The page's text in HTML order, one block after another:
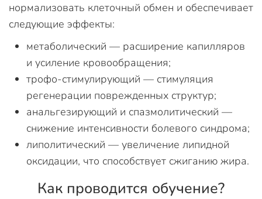
нормализовать клеточный обмен и обеспечивает
следующие эффекты:
метаболический — расширение капилляров
и усиление кровообращения;
трофо-стимулирующий — стимуляция
регенерации поврежденных структур;
анальгезирующий и спазмолитический —
снижение интенсивности болевого синдрома;
липолитический — увеличение липидной
оксидации, что способствует сжиганию жира.
Как проводится обучение?